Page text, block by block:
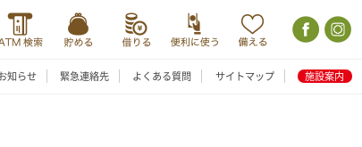
知らせ 緊急連絡先 よくある質問 サイトマップ 施設案内